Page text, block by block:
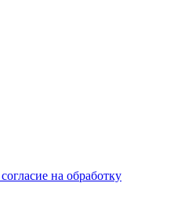
на обработку